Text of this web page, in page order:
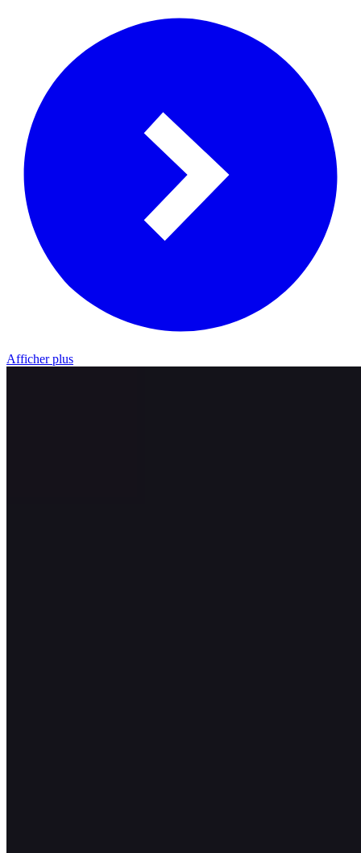
Afficher plus